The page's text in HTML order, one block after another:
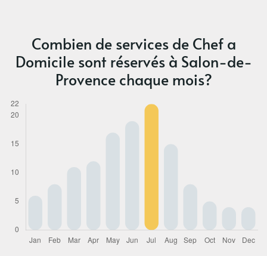
Combien de services de Chef a
Domicile sont réservés à Salon-de-
Provence chaque mois?